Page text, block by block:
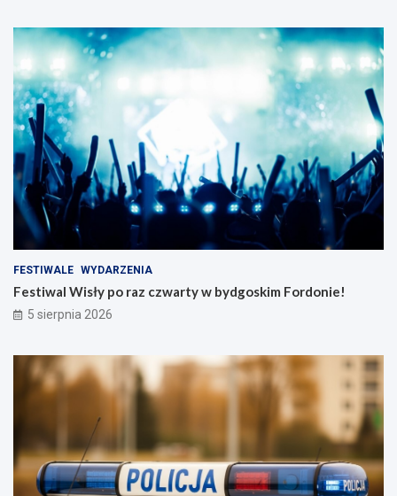
FESTIWALE WYDARZENIA
Festiwal Wisły po raz czwarty w bydgoskim Fordonie!
5 sierpnia 2026